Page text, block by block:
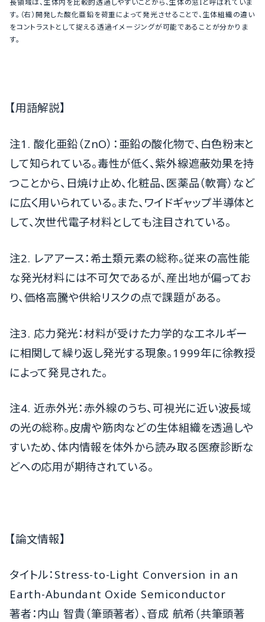
す。（右）開発した酸化亜鉛を荷重によって発光させることで、生体組織の違い
をコントラストとして捉える透過イメージングが可能であることが分かりま
す。
【用語解説】
注1. 酸化亜鉛（ZnO）：亜鉛の酸化物で、白色粉末と
して知られている。毒性が低く、紫外線遮蔽効果を持
つことから、日焼け止め、化粧品、医薬品（軟膏）など
に広く用いられている。また、ワイドギャップ半導体と
して、次世代電子材料としても注目されている。
注2. レアアース：希土類元素の総称。従来の高性能
な発光材料には不可欠であるが、産出地が偏ってお
り、価格高騰や供給リスクの点で課題がある。
注3. 応力発光：材料が受けた力学的なエネルギー
に相関して繰り返し発光する現象。1999年に徐教授
によって発見された。
注4. 近赤外光：赤外線のうち、可視光に近い波長域
の光の総称。皮膚や筋肉などの生体組織を透過しや
すいため、体内情報を体外から読み取る医療診断な
どへの応用が期待されている。
【論文情報】
タイトル：Stress-to-Light Conversion in an
Earth-Abundant Oxide Semiconductor
著者：内山 智貴（筆頭著者）、音成 航希（共筆頭著